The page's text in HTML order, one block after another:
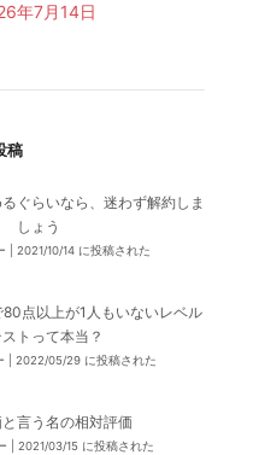
年7月14日
稿
ぐらいなら、迷わず解約しま
しょう
2021/10/14 に投稿された
点以上が1人もいないレベル
トって本当？
2022/05/29 に投稿された
言う名の相対評価
2021/03/15 に投稿された